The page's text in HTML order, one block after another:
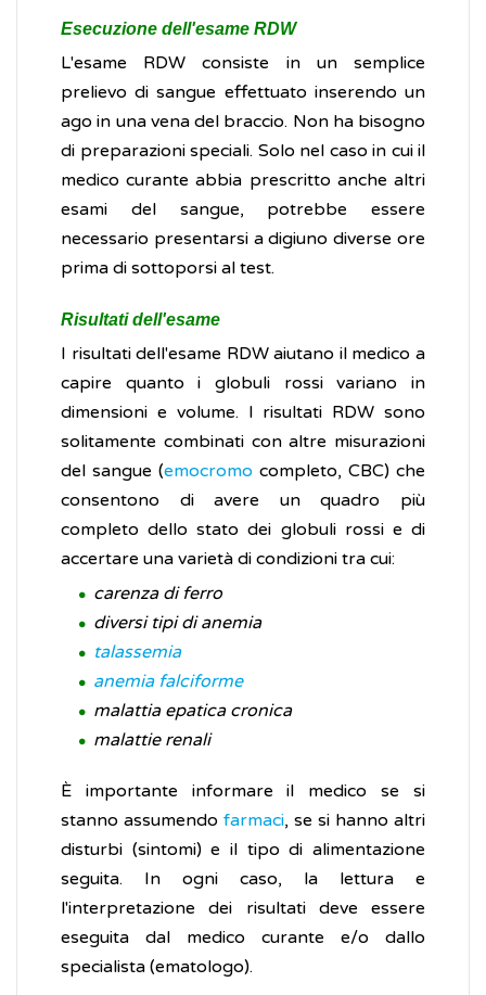
Esecuzione dell'esame RDW
L'esame RDW consiste in un semplice
prelievo di sangue effettuato inserendo un
ago in una vena del braccio. Non ha bisogno
di preparazioni speciali. Solo nel caso in cui il
medico curante abbia prescritto anche altri
esami del sangue, potrebbe essere
necessario presentarsi a digiuno diverse ore
prima di sottoporsi al test.
Risultati dell'esame
I risultati dell'esame RDW aiutano il medico a
capire quanto i globuli rossi variano in
dimensioni e volume. I risultati RDW sono
solitamente combinati con altre misurazioni
del sangue (emocromo completo, CBC) che
consentono di avere un quadro più
completo dello stato dei globuli rossi e di
accertare una varietà di condizioni tra cui:
carenza di ferro
diversi tipi di anemia
talassemia
anemia falciforme
malattia epatica cronica
malattie renali
È importante informare il medico se si
stanno assumendo farmaci, se si hanno altri
disturbi (sintomi) e il tipo di alimentazione
seguita. In ogni caso, la lettura e
l'interpretazione dei risultati deve essere
eseguita dal medico curante e/o dallo
specialista (ematologo).